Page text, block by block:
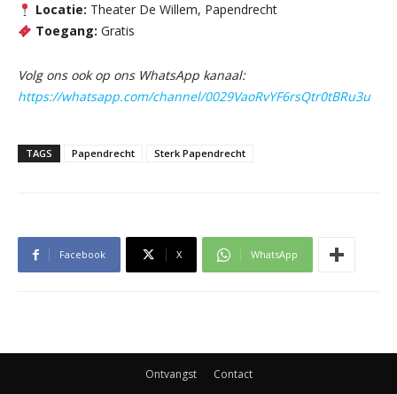
Locatie: Theater De Willem, Papendrecht
Toegang: Gratis
Volg ons ook op ons WhatsApp kanaal:
https://whatsapp.com/channel/0029VaoRvYF6rsQtr0tBRu3u
TAGS Papendrecht Sterk Papendrecht
Facebook X WhatsApp
Ontvangst Contact